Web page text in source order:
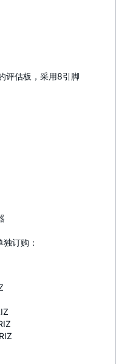
评估板，采用8引脚
订购：